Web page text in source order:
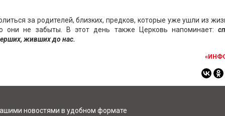
за родителей, близких, предков, которые уже ушли из
они не забыты. В этот день также Церковь напоминает:
живших до нас.
новостями в удобном формате